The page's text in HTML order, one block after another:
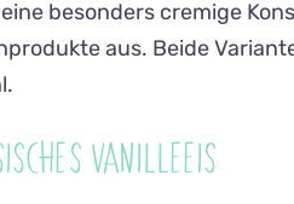
besonders cremige
aus. Beide
VANILLEEIS